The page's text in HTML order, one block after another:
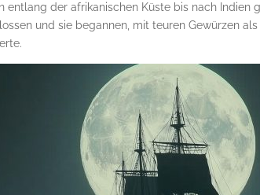
entlang der afrikanischen Küste bis nach Indien
und sie begannen, mit teuren Gewürzen